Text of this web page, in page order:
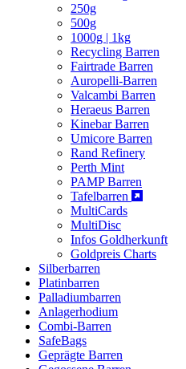
250g
500g
1000g | 1kg
Recycling Barren
Fairtrade Barren
Auropelli-Barren
Valcambi Barren
Heraeus Barren
Kinebar Barren
Umicore Barren
Rand Refinery
Perth Mint
PAMP Barren
Tafelbarren
MultiCards
MultiDisc
Infos Goldherkunft
Goldpreis Charts
Silberbarren
Platinbarren
Palladiumbarren
Anlagerhodium
Combi-Barren
SafeBags
Geprägte Barren